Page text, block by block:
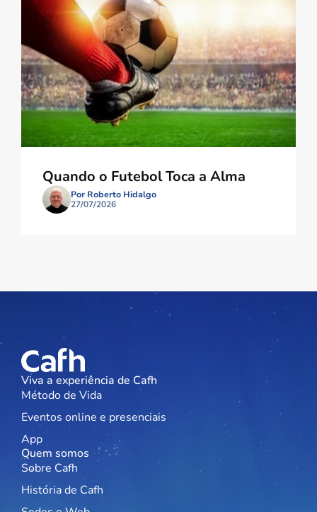
Quando o Futebol Toca a Alma
Por Roberto Hidalgo
27/07/2026
Viva a experiência de Cafh
Método de Vida
Eventos online e presenciais
App
Quem somos
Sobre Cafh
História de Cafh